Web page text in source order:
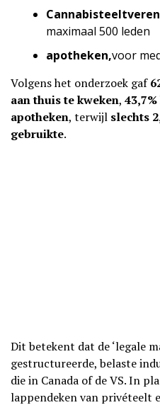
maximaal 500 leden
apotheken,voor
Volgens het onderzoek gaf
aan thuis te kweken,
apotheken, terwijl slechts
gebruikte.
Dit betekent dat de ‘legale
gestructureerde, belaste
die in Canada of de VS. In
lappendeken van privéteelt